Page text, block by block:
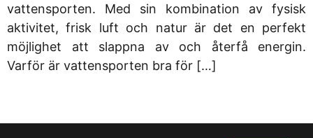
vattensporten. Med sin kombination av fysisk
aktivitet, frisk luft och natur är det en perfekt
möjlighet att slappna av och återfå energin.
Varför är vattensporten bra för […]